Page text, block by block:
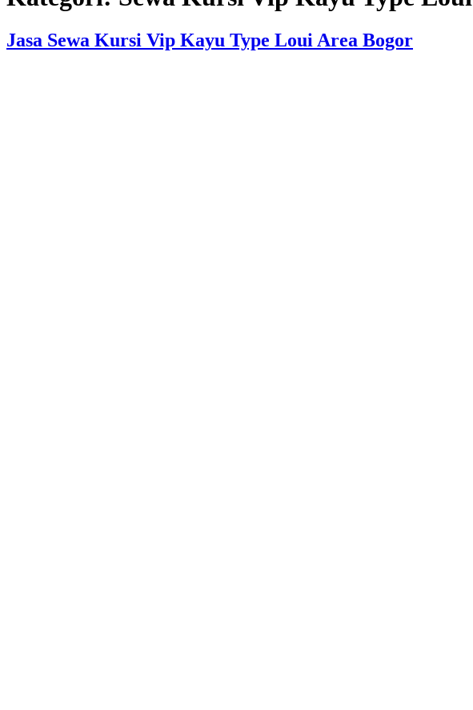
Jasa Sewa Kursi Vip Kayu Type Loui Area Bogor